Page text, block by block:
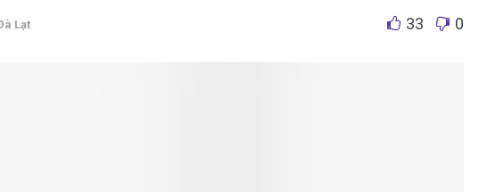
Lạt 33 0